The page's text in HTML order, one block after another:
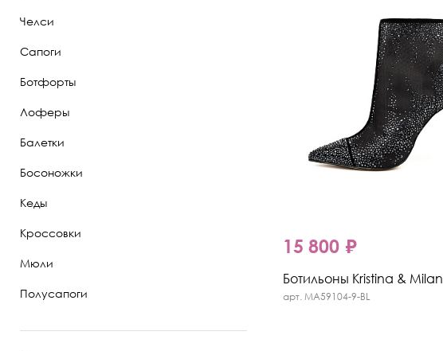
Челси
Сапоги
Ботфорты
Лоферы
Балетки
Босоножки
Кеды
Кроссовки
Мюли
Полусапоги
15 800 ₽
Ботильоны Kristina & Milan
арт. MA59104-9-BL